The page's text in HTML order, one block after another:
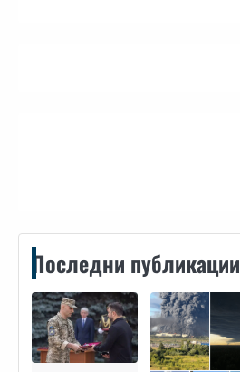
Последни публикации